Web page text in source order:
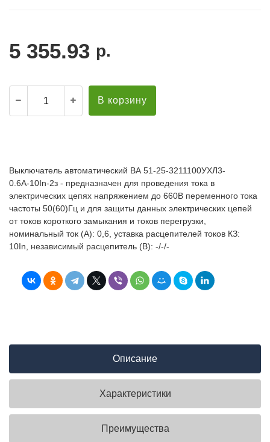
5 355.93 р.
В корзину
Выключатель автоматический ВА 51-25-3211100УХЛ3-
0.6А-10In-2з - предназначен для проведения тока в
электрических цепях напряжением до 660В переменного тока
частоты 50(60)Гц и для защиты данных электрических цепей
от токов короткого замыкания и токов перегрузки,
номинальный ток (А): 0,6, уставка расцепителей токов КЗ:
10In, независимый расцепитель (В): -/-/-
Описание
Характеристики
Преимущества